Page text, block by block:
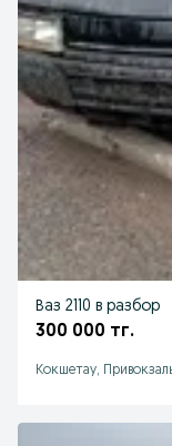
Ваз 2110 в разбор
300 000 тг.
Кокшетау,